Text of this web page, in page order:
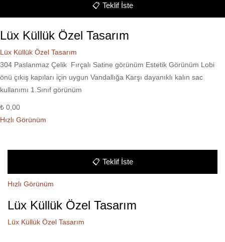
📋 Teklif İste
Lüx Küllük Özel Tasarım
Lüx Küllük Özel Tasarım
304 Paslanmaz Çelik Fırçalı Satine görünüm Estetik Görünüm Lobi
önü çıkış kapıları için uygun Vandallığa Karşı dayanıklı kalın sac
kullanımı 1.Sınıf görünüm
₺ 0,00
Hızlı Görünüm
📋 Teklif İste
Hızlı Görünüm
Lüx Küllük Özel Tasarım
Lüx Küllük Özel Tasarım